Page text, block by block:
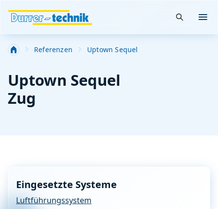
Suche
Referenzen Uptown Sequel
Uptown Sequel
Zug
Eingesetzte Systeme
Luftführungssystem